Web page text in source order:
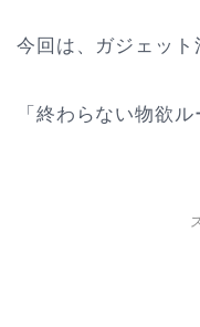
今回は、ガジェッ
「終わらない物欲